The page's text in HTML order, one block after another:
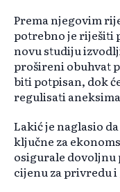
Prema njegovim
potrebno je riješiti
novu studiju
prošireni obuhvat
biti potpisan, dok
regulisati
Lakić je naglasio
ključne za
osigurale
cijenu za privredu i